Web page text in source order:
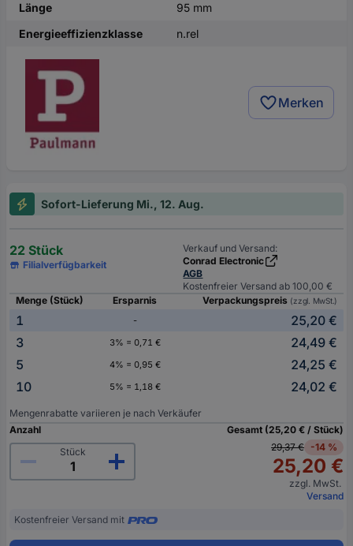
Länge
95 mm
Energieeffizienzklasse
n.rel
Merken
Sofort-Lieferung Mi., 12. Aug.
22 Stück
Filialverfügbarkeit
Verkauf und Versand:
Conrad Electronic
AGB
Kostenfreier Versand ab 100,00 €
Menge (Stück)
Ersparnis Verpackungspreis (zzgl. MwSt.)
1 -
25,20 €
3
3% = 0,71 €
24,49 €
5
4% = 0,95 €
24,25 €
10
5% = 1,18 € 24,02 €
Mengenrabatte variieren je nach Verkäufer
Anzahl
Stück
Gesamt (25,20 € / Stück)
29,37 € -14 %
25,20 €
zzgl. MwSt.
Versand
Kostenfreier Versand mit